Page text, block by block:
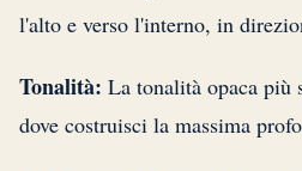
l'alto e verso l'interno, in
Tonalità: La tonalità opaca più
dove costruisci la massima